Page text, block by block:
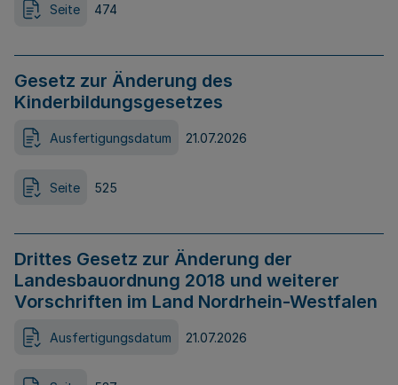
Seite 474
Gesetz zur Änderung des
Kinderbildungsgesetzes
Ausfertigungsdatum 21.07.2026
Seite 525
Drittes Gesetz zur Änderung der
Landesbauordnung 2018 und weiterer
Vorschriften im Land Nordrhein-Westfalen
Ausfertigungsdatum 21.07.2026